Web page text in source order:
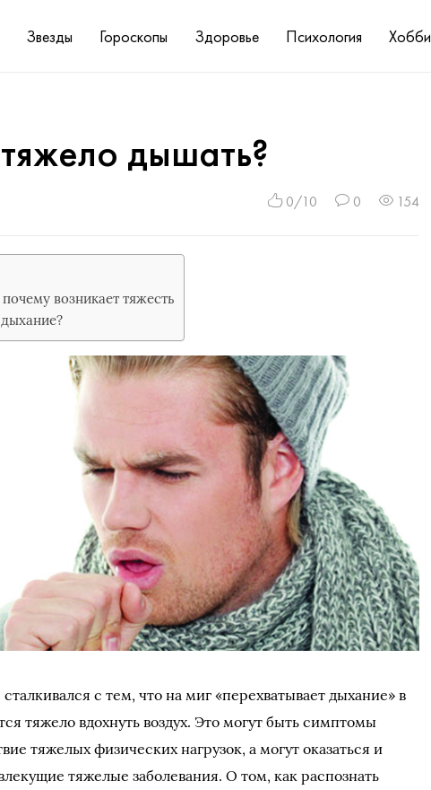
Звезды Гороскопы Здоровье Психология Хобби
дышать?
0/10 0 154
возникает тяжесть
с тем, что на миг «перехватывает дыхание» в
тяжело вдохнуть воздух. Это могут быть симптомы
тяжелых физических нагрузок, а могут оказаться и
тяжелые заболевания. О том, как распознать